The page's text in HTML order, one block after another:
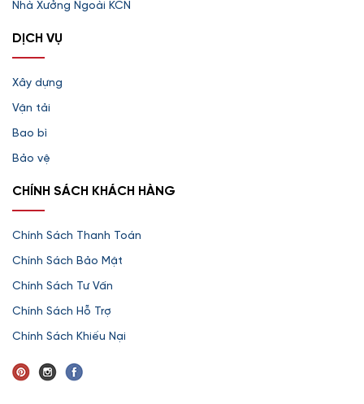
Nhà Xưởng Ngoài KCN
DỊCH VỤ
Xây dựng
Vận tải
Bao bì
Bảo vệ
CHÍNH SÁCH KHÁCH HÀNG
Chính Sách Thanh Toán
Chính Sách Bảo Mật
Chính Sách Tư Vấn
Chính Sách Hỗ Trợ
Chính Sách Khiếu Nại